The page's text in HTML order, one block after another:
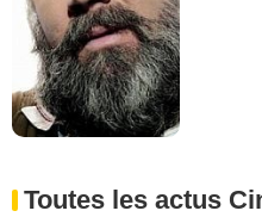
Toutes les actus